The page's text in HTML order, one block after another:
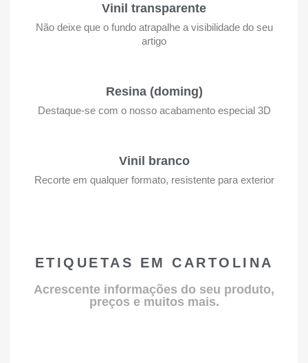
Vinil transparente
Não deixe que o fundo atrapalhe a visibilidade do seu
artigo
Resina (doming)
Destaque-se com o nosso acabamento especial 3D
Vinil branco
Recorte em qualquer formato, resistente para exterior
ETIQUETAS EM CARTOLINA
Acrescente informações do seu produto,
preços e muitos mais.